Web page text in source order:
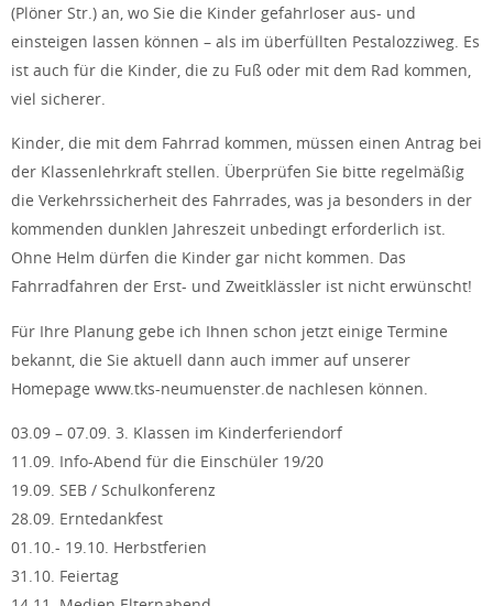
(Plöner Str.) an, wo Sie die Kinder gefahrloser aus- und
einsteigen lassen können – als im überfüllten Pestalozziweg. Es
ist auch für die Kinder, die zu Fuß oder mit dem Rad kommen,
viel sicherer.
Kinder, die mit dem Fahrrad kommen, müssen einen Antrag bei
der Klassenlehrkraft stellen. Überprüfen Sie bitte regelmäßig
die Verkehrssicherheit des Fahrrades, was ja besonders in der
kommenden dunklen Jahreszeit unbedingt erforderlich ist.
Ohne Helm dürfen die Kinder gar nicht kommen. Das
Fahrradfahren der Erst- und Zweitklässler ist nicht erwünscht!
Für Ihre Planung gebe ich Ihnen schon jetzt einige Termine
bekannt, die Sie aktuell dann auch immer auf unserer
Homepage www.tks-neumuenster.de nachlesen können.
03.09 – 07.09. 3. Klassen im Kinderferiendorf
11.09. Info-Abend für die Einschüler 19/20
19.09. SEB / Schulkonferenz
28.09. Erntedankfest
01.10.- 19.10. Herbstferien
31.10. Feiertag